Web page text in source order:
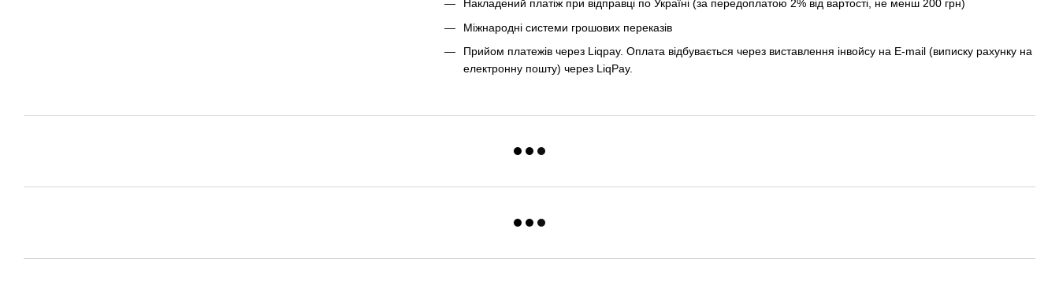
Накладений платіж при відправці по Україні (за передоплатою 2% від вартості, не менш 200 грн)
Міжнародні системи грошових переказів
Прийом платежів через Liqpay. Оплата відбувається через виставлення інвойсу на E-mail (виписку рахунку на
електронну пошту) через LiqPay.